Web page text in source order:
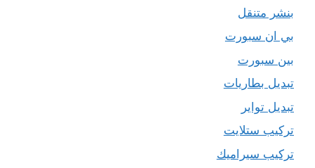
بنشر متنقل
بي ان سبورت
بين سبورت
تبديل بطاريات
تبديل تواير
تركيب ستلايت
تركيب سيراميك